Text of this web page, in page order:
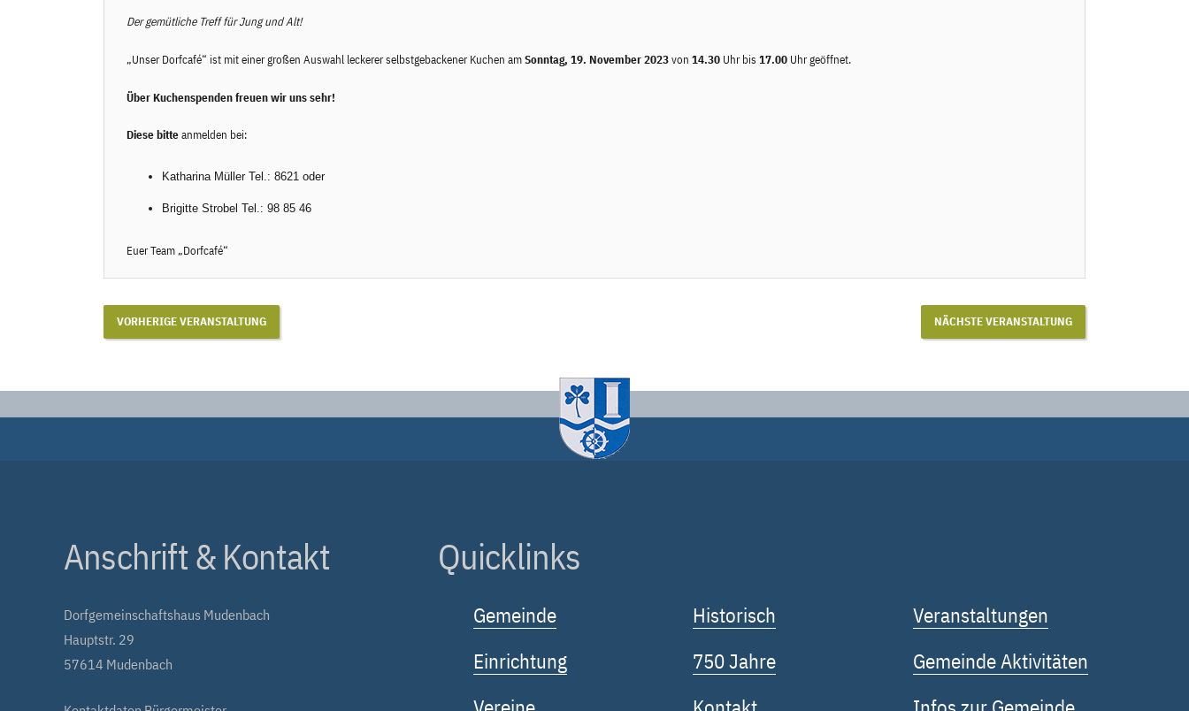
Der gemütliche Treff für Jung und Alt!
„Unser Dorfcafé“ ist mit einer großen Auswahl leckerer selbstgebackener Kuchen amSonntag, 19. November 2023von 14.30 Uhr bis 17.00 Uhr geöffnet.
ÜberKuchenspendenfreuen wir uns sehr!
Diese bitteanmelden bei:
Katharina Müller Tel.: 8621 oder
Brigitte Strobel Tel.: 98 85 46
Euer Team „Dorfcafé“
VORHERIGE VERANSTALTUNG NÄCHSTE VERANSTALTUNG
Anschrift & Kontakt
Dorfgemeinschaftshaus Mudenbach
Hauptstr. 29
57614 Mudenbach
Quicklinks
Gemeinde
Einrichtung
Historisch
750 Jahre
Veranstaltungen
Gemeinde Aktivitäten